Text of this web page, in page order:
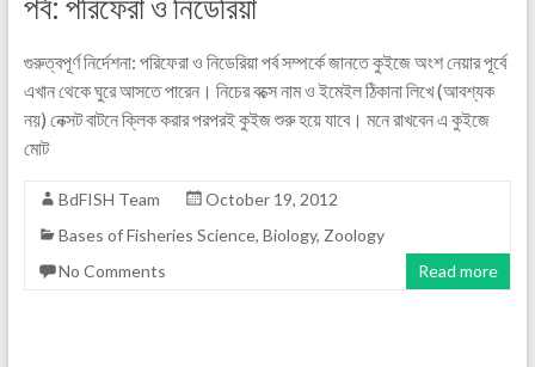
গুরুত্বপূর্ণ নির্দেশনা: পরিফেরা ও নিডেরিয়া পর্ব সম্পর্কে জানতে কুইজে অংশ নেয়ার পূর্বে
এখান থেকে ঘুরে আসতে পারেন। নিচের বক্সে নাম ও ইমেইল ঠিকানা লিখে (আবশ্যক
নয়) নেক্সট বাটনে ক্লিক করার পরপরই কুইজ শুরু হয়ে যাবে। মনে রাখবেন এ কুইজে
মোট
BdFISH Team
October 19, 2012
Bases of Fisheries Science, Biology, Zoology
No Comments
Read more